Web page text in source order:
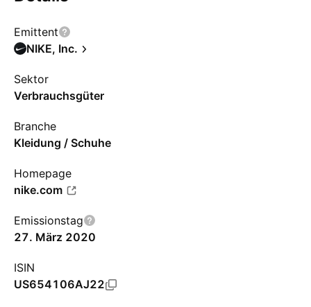
Emittent
NIKE, Inc.
Sektor
Verbrauchsgüter
Branche
Kleidung / Schuhe
Homepage
nike.com
Emissionstag
27. März 2020
ISIN
US654106AJ22